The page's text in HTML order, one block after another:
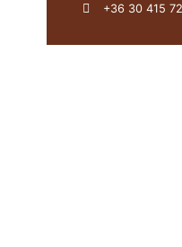
+36 30 415